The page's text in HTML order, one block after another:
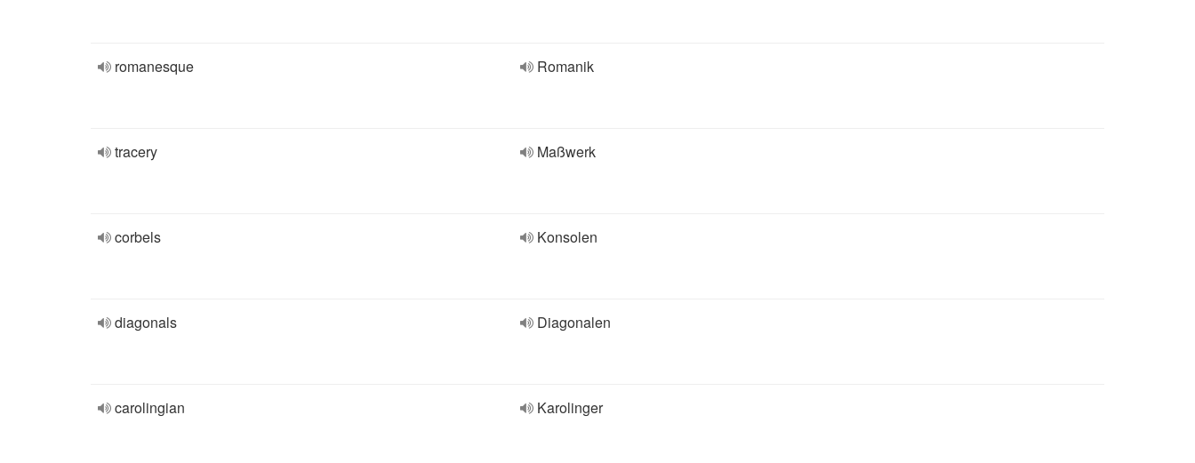
romanesque Romanik
tracery Maßwerk
corbels Konsolen
diagonals Diagonalen
carolingian Karolinger